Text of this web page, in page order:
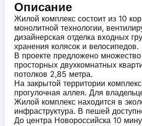
Описание
Жилой комплекс состоит из 10
монолитной технологии,
дизайнерская отделка входных
хранения колясок и велосипедов.
В проекте предложено
просторных двухкомнатных
потолков 2,85 метра.
На закрытой территории
прогулочная аллея. Для
Жилой комплекс находится в
инфраструктура. В пешей
До центра Новороссийска 10